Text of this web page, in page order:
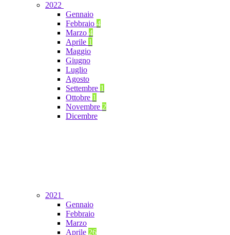
2022
Gennaio
Febbraio 4
Marzo 4
Aprile 1
Maggio
Giugno
Luglio
Agosto
Settembre 1
Ottobre 1
Novembre 2
Dicembre
2021
Gennaio
Febbraio
Marzo
Aprile 26